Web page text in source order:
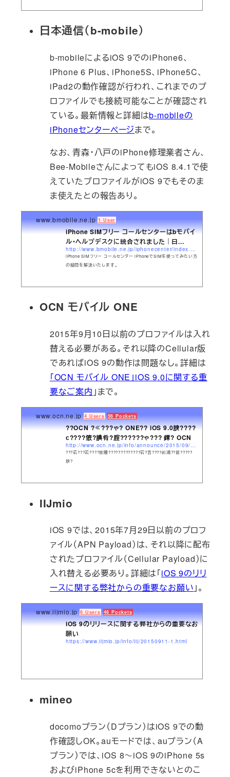
日本通信（b-mobile）
b-mobileによるiOS 9でのiPhone6、
iPhone 6 Plus、iPhone5S、iPhone5C、
iPad2の動作確認が行われ、これまでのプ
ロファイルでも接続可能なことが確認され
ている。最新情報と詳細はb-mobileの
iPhoneセンターページまで。
なお、青森・八戸のiPhone修理業者さん、
Bee-MobileさんによってもiOS 8.4.1で使
えていたプロファイルがiOS 9でもそのま
ま使えたとの報告あり。
www.bmobile.ne.jp 1 User
iPhone SIMフリー コールセンターはbモバイ
ル・ヘルプデスクに統合されました｜日...
http://www.bmobile.ne.jp/iphonecenter/index.html
iPhone SIMフリー コールセンター iPhoneでSIMを使ってみたい方
の疑問を解決いたします。
OCN モバイル ONE
2015年9月10日以前のプロファイルは入れ
替える必要がある。それ以降のCellular版
であればiOS 9の動作は問題なし。詳細は
「OCN モバイル ONE」iOS 9.0に関する重
要なご案内 」まで。
www.ocn.ne.jp 4 Users 56 Pockets
??OCN ?≪???ゃ? ONE?? iOS 9.0腴????
с????篏?腆肴?腟??????ゃ??? 鐔? OCN
http://www.ocn.ne.jp/info/announce/2015/09/10_1.html
???若???若????篏睡?????????????若?吾????絎鴻??茵?????
腴?
IIJmio
iOS 9では、2015年7月29日以前のプロフ
ァイル（APN Payload）は、それ以降に配布
されたプロファイル（Cellular Payload）に
入れ替える必要あり。詳細は「iOS 9のリリ
ースに関する弊社からの重要なお願い 」。
www.iijmio.jp 6 Users 46 Pockets
iOS 9のリリースに関する弊社からの重要なお
願い
https://www.iijmio.jp/info/iij/20150911-1.html
mineo
docomoプラン（Dプラン）はiOS 9での動
作確認しOK。auモードでは、auプラン（A
プラン）では、iOS 8～iOS 9のiPhone 5s
およびiPhone 5cを利用できないとのこ